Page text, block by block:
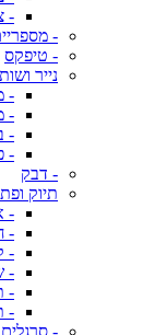
-
-
- טיפקס
נייר
-
-
-
-
- דבק
תיוק
-
-
-
-
-
-
- סרגלים